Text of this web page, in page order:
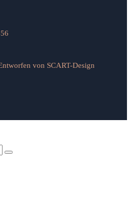
von SCART-Design